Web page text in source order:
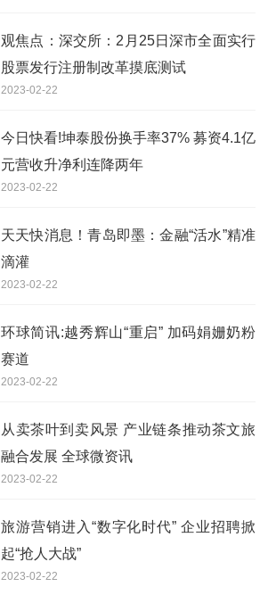
观焦点：深交所：2月25日深市全面实行
股票发行注册制改革摸底测试
2023-02-22
今日快看!坤泰股份换手率37% 募资4.1亿
元营收升净利连降两年
2023-02-22
天天快消息！青岛即墨：金融“活水”精准
滴灌
2023-02-22
环球简讯:越秀辉山“重启” 加码娟姗奶粉
赛道
2023-02-22
从卖茶叶到卖风景 产业链条推动茶文旅
融合发展 全球微资讯
2023-02-22
旅游营销进入“数字化时代” 企业招聘掀
起“抢人大战”
2023-02-22